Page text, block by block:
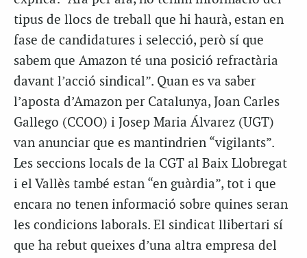
tipus de llocs de treball que hi haurà, estan en
fase de candidatures i selecció, però sí que
sabem que Amazon té una posició refractària
davant l’acció sindical”. Quan es va saber
l’aposta d’Amazon per Catalunya, Joan Carles
Gallego (CCOO) i Josep Maria Álvarez (UGT)
van anunciar que es mantindrien “vigilants”.
Les seccions locals de la CGT al Baix Llobregat
i el Vallès també estan “en guàrdia”, tot i que
encara no tenen informació sobre quines seran
les condicions laborals. El sindicat llibertari sí
que ha rebut queixes d’una altra empresa del